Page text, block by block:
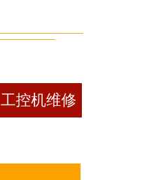
工控机维修